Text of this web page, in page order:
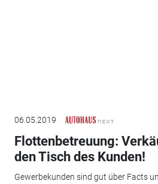
06.05.2019
Flottenbetreuung:
den Tisch des Kunden!
Gewerbekunden sind gut über Facts